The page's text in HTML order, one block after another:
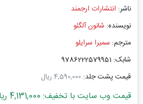
ناشر: انتشارات ارجمند
نویسنده: شانون آلگئو
مترجم: سمیرا سرایلو
شابک: 9786222579951
قیمت پشت جلد: 4,590,000 ریال
قیمت وب سایت با تخفیف: 4,131,000 ریال